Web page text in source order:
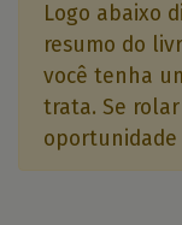
Logo abaixo
resumo do
você tenha
trata. Se